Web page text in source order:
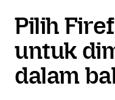
Pilih
untuk
dalam